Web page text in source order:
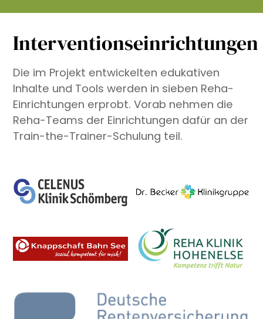
Interventionseinrichtungen
Die im Projekt entwickelten edukativen
Inhalte und Tools werden in sieben Reha-
Einrichtungen erprobt. Vorab nehmen die
Reha-Teams der Einrichtungen dafür an der
Train-the-Trainer-Schulung teil.